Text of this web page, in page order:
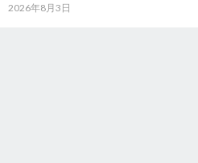
2026年8月3日